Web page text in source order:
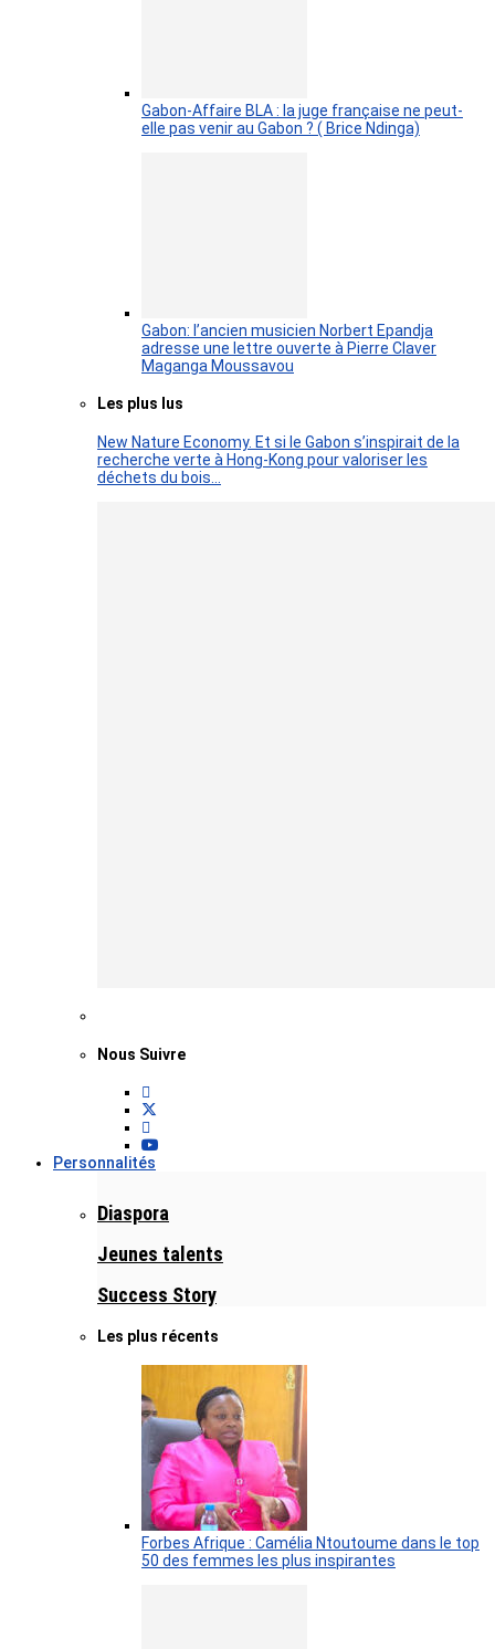
Gabon-Affaire BLA : la juge française ne peut-
elle pas venir au Gabon ? ( Brice Ndinga)
Gabon: l’ancien musicien Norbert Epandja
adresse une lettre ouverte à Pierre Claver
Maganga Moussavou
Les plus lus
New Nature Economy. Et si le Gabon s’inspirait de la
recherche verte à Hong-Kong pour valoriser les
déchets du bois…
Nous Suivre
Personnalités
Diaspora
Jeunes talents
Success Story
Les plus récents
Forbes Afrique : Camélia Ntoutoume dans le top
50 des femmes les plus inspirantes